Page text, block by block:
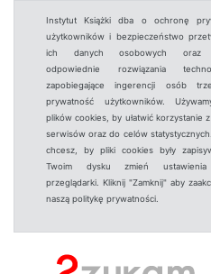
Instytut Książki dba o ochronę
użytkowników i bezpieczeństwo
ich danych osobowych oraz
odpowiednie rozwiązania
zapobiegające ingerencji osób
prywatność użytkowników.
plików cookies, by ułatwić korzystanie
serwisów oraz do celów
chcesz, by pliki cookies były
Twoim dysku zmień
przeglądarki. Kliknij "Zamknij" aby
naszą politykę prywatności.